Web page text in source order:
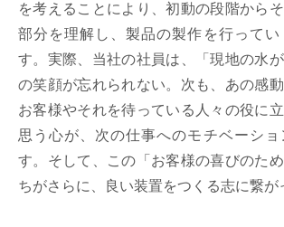
を考えることにより、初動の段階から
部分を理解し、製品の製作を行ってい
す。実際、当社の社員は、「現地の水
の笑顔が忘れられない。次も、あの感動
お客様やそれを待っている人々の役に立
思う心が、次の仕事へのモチベーショ
す。そして、この「お客様の喜びのた
ちがさらに、良い装置をつくる志に繋が